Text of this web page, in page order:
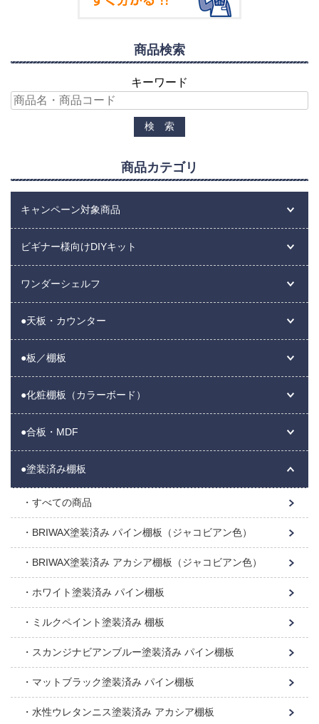
商品検索
キーワード
商品カテゴリ
キャンペーン対象商品
ビギナー様向けDIYキット
ワンダーシェルフ
●天板・カウンター
●板／棚板
●化粧棚板（カラーボード）
●合板・MDF
●塗装済み棚板
すべての商品
BRIWAX塗装済み パイン棚板（ジャコビアン色）
BRIWAX塗装済み アカシア棚板（ジャコビアン色）
ホワイト塗装済み パイン棚板
ミルクペイント塗装済み 棚板
スカンジナビアンブルー塗装済み パイン棚板
マットブラック塗装済み パイン棚板
水性ウレタンニス塗装済み アカシア棚板